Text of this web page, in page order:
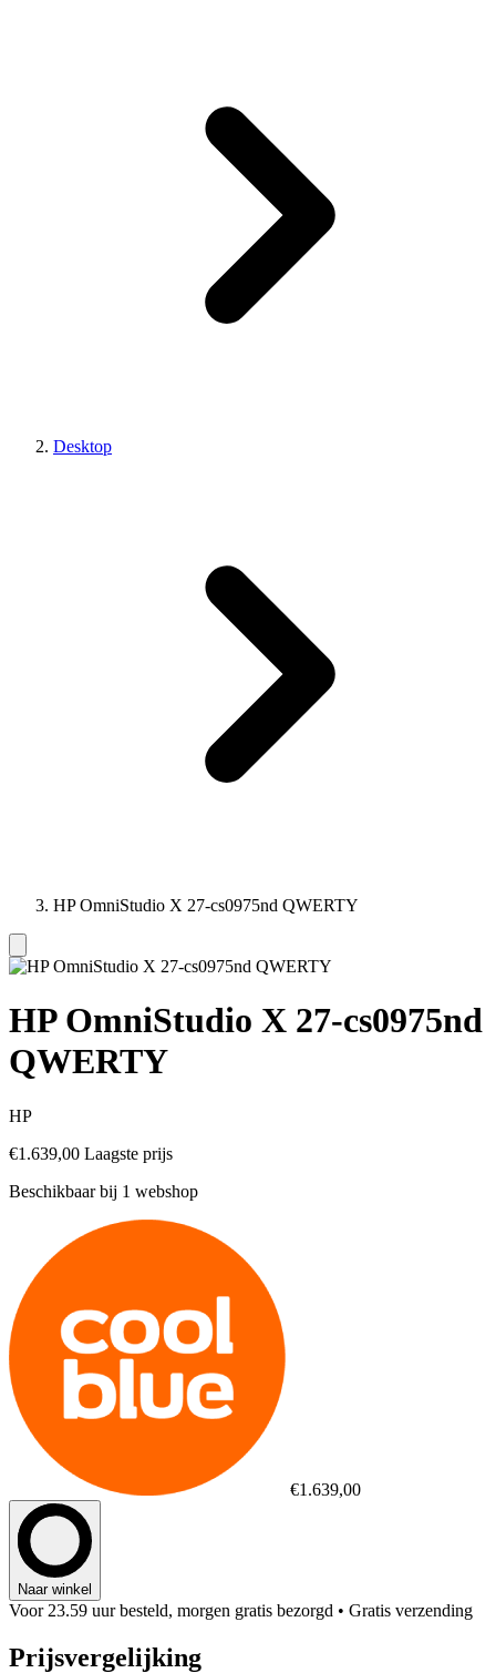
Desktop
HP OmniStudio X 27-cs0975nd QWERTY
HP OmniStudio X 27-cs0975nd
QWERTY
HP
€1.639,00 Laagste prijs
Beschikbaar bij 1 webshop
€1.639,00
Naar winkel
Voor 23.59 uur besteld, morgen gratis bezorgd • Gratis verzending
Prijsvergelijking